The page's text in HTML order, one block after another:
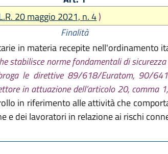
20 maggio 2021, n. 4)
Finalità
in materia recepite nell'ordinamento
stabilisce norme fondamentali di
le direttive 89/618/Euratom, 90/
in attuazione dell’articolo 20, comma
in riferimento alle attività che
e dei lavoratori in relazione ai rischi